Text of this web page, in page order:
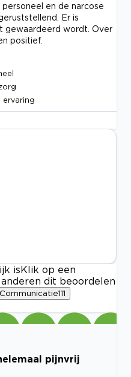
en de narcose
Er is
gewaardeerd wordt. Over
positief.
ervaring
is Klik op een
dit beoordelen
Communicatie111
pijnvrij